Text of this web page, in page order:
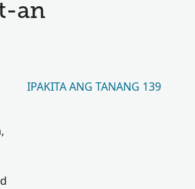
an
IPAKITA ANG TANANG 139